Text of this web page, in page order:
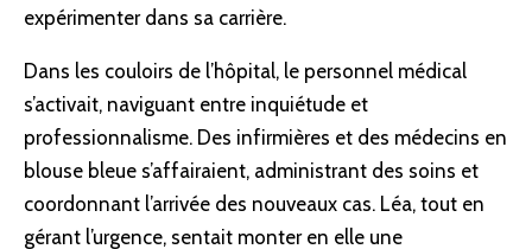
expérimenter dans sa carrière.
Dans les couloirs de l’hôpital, le personnel médical
s’activait, naviguant entre inquiétude et
professionnalisme. Des infirmières et des médecins en
blouse bleue s’affairaient, administrant des soins et
coordonnant l’arrivée des nouveaux cas. Léa, tout en
gérant l’urgence, sentait monter en elle une